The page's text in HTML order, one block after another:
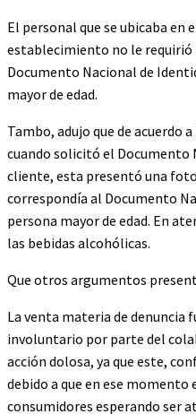
El personal que se ubicaba en
establecimiento no le requirió
Documento Nacional de
mayor de edad.
Tambo, adujo que de acuerdo
cuando solicitó el Documento
cliente, esta presentó una
correspondía al Documento
persona mayor de edad. En
las bebidas alcohólicas.
Que otros argumentos
La venta materia de denuncia
involuntario por parte del
acción dolosa, ya que este,
debido a que en ese momento
consumidores esperando ser